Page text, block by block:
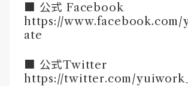
■ 公式 Facebook
https://
ate
■ 公式Twitter
https://twitter.com/